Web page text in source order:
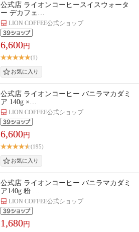
公式店 ライオンコーヒースイスウォータ
ー デカフェ…
LION COFFEE公式ショップ
6,600円
(1)
公式店 ライオンコーヒー バニラマカダミ
ア 140g ×…
LION COFFEE公式ショップ
6,600円
(195)
公式店 ライオンコーヒー バニラマカダミ
ア140g 粉 …
LION COFFEE公式ショップ
1,680円